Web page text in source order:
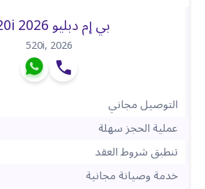
بي إم دبليو 520i 2026
520i,2026
التوصيل مجاني
عملية الحجز سهلة
تنطبق شروط العقد
خدمة وصيانة مجانية